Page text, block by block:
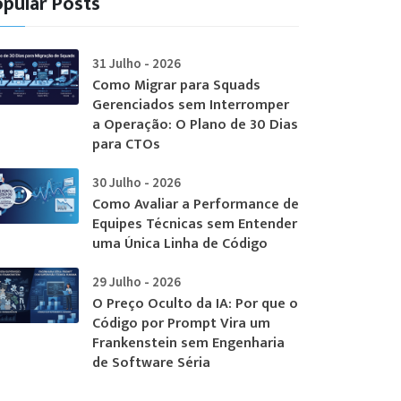
31 Julho - 2026
Como Migrar para Squads
Gerenciados sem Interromper
a Operação: O Plano de 30 Dias
para CTOs
30 Julho - 2026
Como Avaliar a Performance de
Equipes Técnicas sem Entender
uma Única Linha de Código
29 Julho - 2026
O Preço Oculto da IA: Por que o
Código por Prompt Vira um
Frankenstein sem Engenharia
de Software Séria